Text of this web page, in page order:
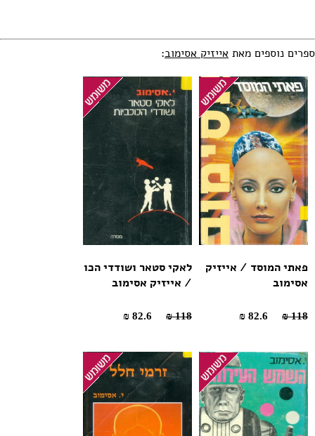
ספרים נוספים מאת אייזיק אסימוב:
פאתי המוסד / אייזיק
אסימוב
118 ₪
לאקי סטאר ושודדי הכו
/ אייזיק אסימוב
118 ₪